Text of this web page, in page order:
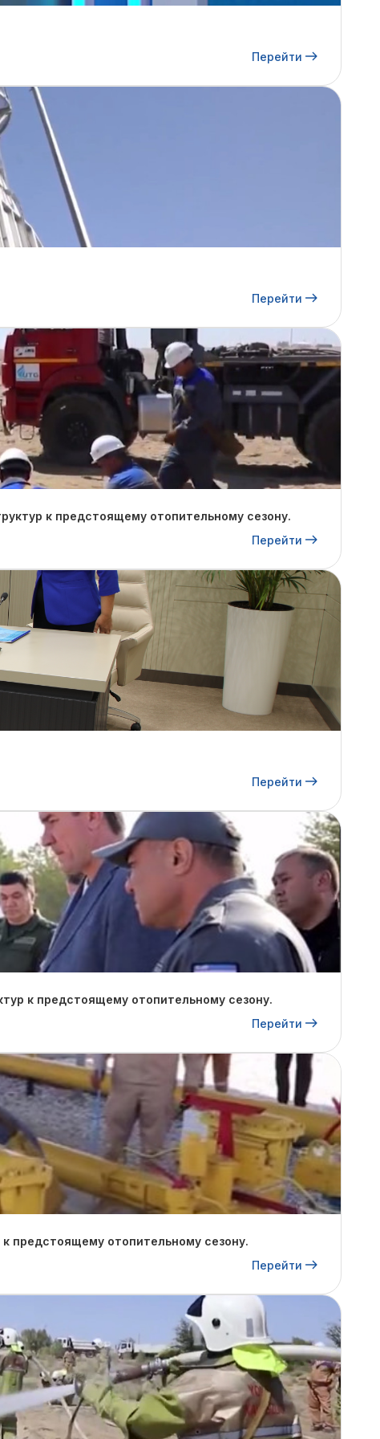
Перейти
Перейти
к предстоящему отопительному сезону.
Перейти
Перейти
к предстоящему отопительному сезону.
Перейти
предстоящему отопительному сезону.
Перейти